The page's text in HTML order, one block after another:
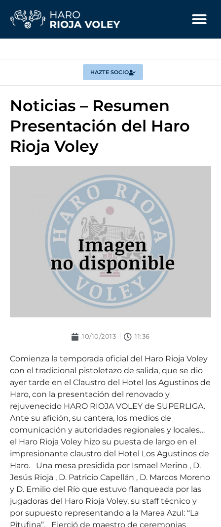
HAZTE SOCIO
Noticias – Resumen
Presentación del Haro
Rioja Voley
10/10/2013 11:36
Comienza la temporada oficial del Haro Rioja Voley
con el tradicional pistoletazo de salida, que se dio
ayer tarde en el Claustro del Hotel los Agustinos de
Haro, con la presentación del renovado y
rejuvenecido HARO RIOJA VOLEY de SUPERLIGA.
Ante su afición, su cantera, los medios de
comunicación y autoridades regionales y locales…
el Haro Rioja Voley hizo su puesta de largo en el
impresionante claustro del Hotel Los Agustinos de
Haro. Una mesa presidida por Ismael Merino , D.
Jesús Rioja , D. Patricio Capellán , D. Marcos Moreno
y D. Emilio del Río que estuvo flanqueada por las
jugadoras del Haro Rioja Voley, su staff técnico y
por supuesto representando a la Marea Azul: “La
Pitufina”. Ejerció de maestro de ceremonias